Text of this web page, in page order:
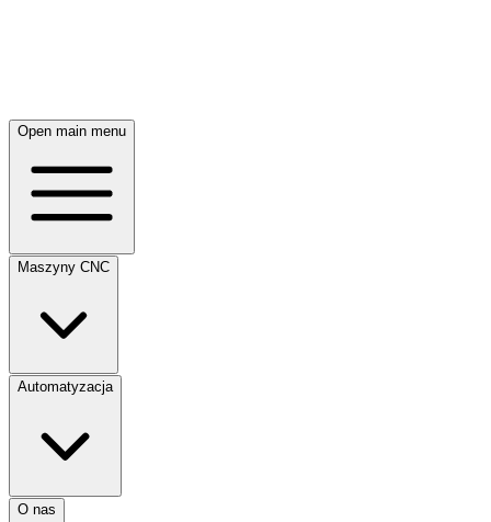
Open main menu
Maszyny CNC
Automatyzacja
O nas